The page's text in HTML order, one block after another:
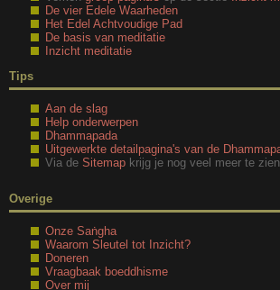
De vier Edele Waarheden
Het Edel Achtvoudige Pad
De basis van meditatie
Inzicht meditatie
Tips
Aan de slag
Help onderwerpen
Dhammapada
Uitgewerkte detailpagina's van de
Via de Sitemap krijg je nog veel meer te zien.
Overige
Onze Saṅgha
Waarom Sleutel tot Inzicht?
Doneren
Vraagbaak boeddhisme
Over mij